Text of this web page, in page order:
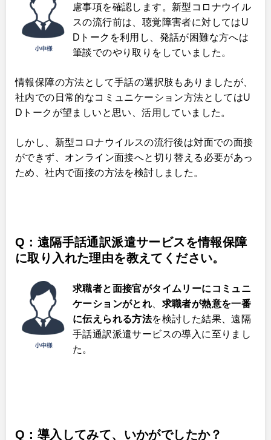
慮事項を確認します。新型コロナウイル
スの流行前は、聴覚障害者に対してはU
Dトークを利用し、発話が困難な方へは
筆談でのやり取りをしていました。
情報保障の方法として手話の選択肢もありましたが、
社内での日常的なコミュニケーション方法としてはU
Dトークが望ましいと思い、活用していました。
しかし、新型コロナウイルスの流行後は対面での面接
ができず、オンライン面接へと切り替える必要があっ
ため、社内で面接の方法を検討しました。
Q：遠隔手話通訳派遣サービスを情報保障
に取り入れた理由を教えてください。
求職者と面接官がタイムリーにコミュニ
ケーションがとれ
求職者が熱意を一番
に伝えられる方法を検討した結果、遠隔
手話通訳派遣サービスの導入に至りまし
た。
Q：導入してみて、いかがでしたか？